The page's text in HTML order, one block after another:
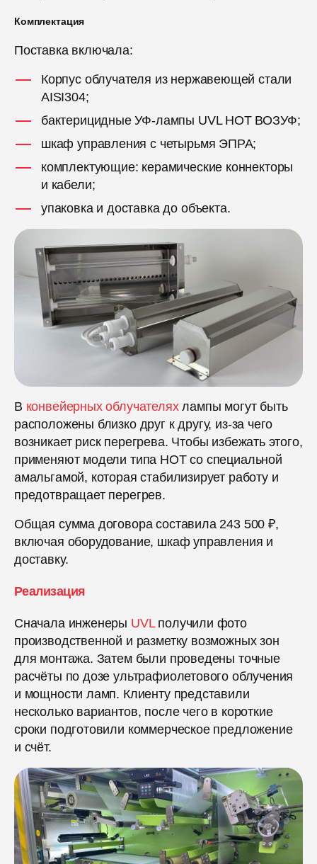
Комплектация
Поставка включала:
Корпус облучателя из нержавеющей стали
AISI304;
бактерицидные УФ-лампы UVL HOT ВОЗУФ;
шкаф управления с четырьмя ЭПРА;
комплектующие: керамические коннекторы
и кабели;
упаковка и доставка до объекта.
В конвейерных облучателяхлампы могут быть
расположены близко друг к другу, из-за чего
возникает риск перегрева. Чтобы избежать этого,
применяют модели типа НОТ со специальной
амальгамой, которая стабилизирует работу и
предотвращает перегрев.
Общая сумма договора составила 243 500 ₽,
включая оборудование, шкаф управления и
доставку.
Реализация
Сначала инженеры UVLполучили фото
производственной и разметку возможных зон
для монтажа. Затем были проведены точные
расчёты по дозе ультрафиолетового облучения
и мощности ламп. Клиенту представили
несколько вариантов, после чего в короткие
сроки подготовили коммерческое предложение
и счёт.